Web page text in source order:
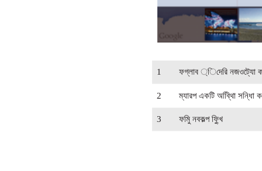
1 ফগ্লাব ্িদেরি নজওট্যাে
2 ম্যারপ একটি অব্থিাি সন্ধাি
3 ফমিু নবকল্প ফ্খুি